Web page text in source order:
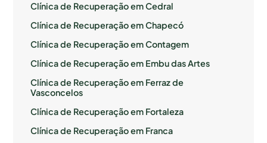
Clínica de Recuperação em Cedral
Clínica de Recuperação em Chapecó
Clínica de Recuperação em Contagem
Clínica de Recuperação em Embu das Artes
Clínica de Recuperação em Ferraz de
Vasconcelos
Clínica de Recuperação em Fortaleza
Clínica de Recuperação em Franca